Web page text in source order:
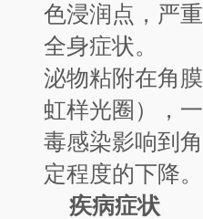
色浸润点，严
全身症状。
泌物粘附在角
虹样光圈），
毒感染影响到
定程度的下降。
疾病症状